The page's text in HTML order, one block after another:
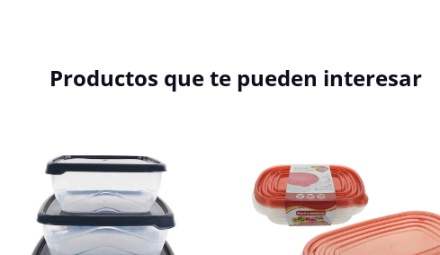
Productos que te pueden interesar